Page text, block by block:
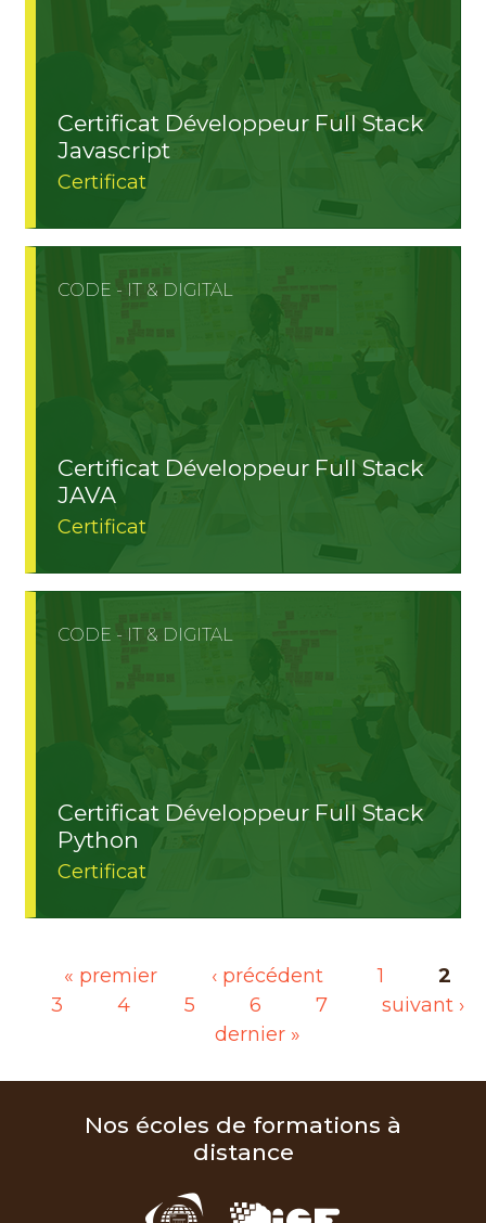
Certificat Développeur Full Stack
Javascript
Certificat
CODE - IT & DIGITAL
Certificat Développeur Full Stack
JAVA
Certificat
CODE - IT & DIGITAL
Certificat Développeur Full Stack
Python
Certificat
Pages« premier ‹ précédent 1
2
3
4 5 6 7
suivant ›
dernier »
Nos écoles de formations à
distance